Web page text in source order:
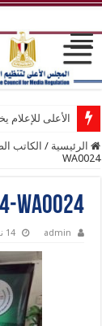
الأعلى للإعلام
الرئيسية / الكاتب
WA0024
WA0024
admin 14 نوفمبر، 2017